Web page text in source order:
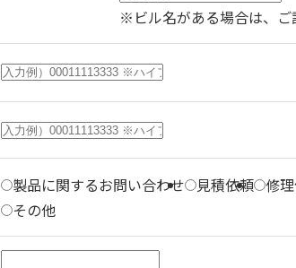
※ビル名がある場合は、ご
製品に関するお問い合わせ 見積依頼 修
その他